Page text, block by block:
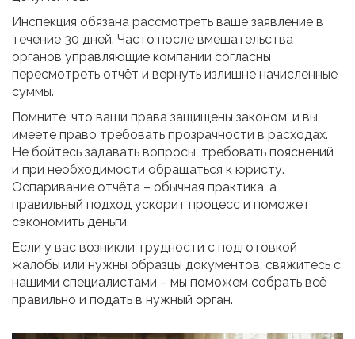
Инспекция обязана рассмотреть ваше заявление в
течение 30 дней. Часто после вмешательства
органов управляющие компании согласны
пересмотреть отчёт и вернуть излишне начисленные
суммы.
Помните, что ваши права защищены законом, и вы
имеете право требовать прозрачности в расходах.
Не бойтесь задавать вопросы, требовать пояснений
и при необходимости обращаться к юристу.
Оспаривание отчёта – обычная практика, а
правильный подход ускорит процесс и поможет
сэкономить деньги.
Если у вас возникли трудности с подготовкой
жалобы или нужны образцы документов, свяжитесь с
нашими специалистами – мы поможем собрать всё
правильно и подать в нужный орган.